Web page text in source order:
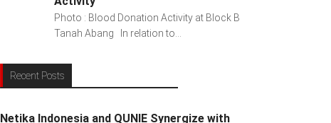
Photo : Blood Donation Activity at Block B
Tanah Abang In relation to...
Recent Posts
Netika Indonesia and QUNIE Synergize with